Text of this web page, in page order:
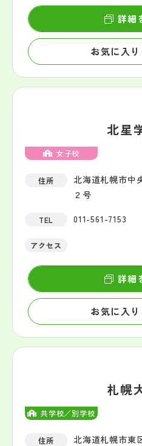
お気に入
詳細
女子校
北星
住所
北海道札幌市中
２号
TEL 011-561-7153
アクセス
お気に入
詳細
共学校／別学校
札幌
住所 北海道札幌市東